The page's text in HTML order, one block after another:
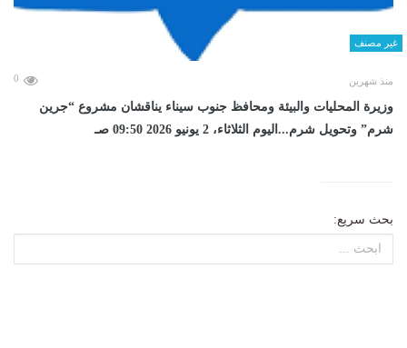
غير مصنف
منذ شهرين 0
وزيرة المحليات والبيئة ومحافظ جنوب سيناء يناقشان مشروع “جرين
شرم” وتحويل شرم...اليوم الثلاثاء، 2 يونيو 2026 09:50 صـ
بحث سريع: